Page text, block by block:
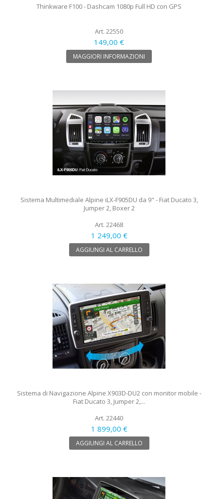
Thinkware F100 - Dashcam 1080p Full HD con GPS
Art. 22550
149,00 €
MAGGIORI INFORMAZIONI
Sistema Multimediale Alpine iLX-F905DU da 9" - Fiat Ducato 3,
Jumper 2, Boxer 2
Art. 22468
1 249,00 €
AGGIUNGI AL CARRELLO
Sistema di Navigazione Alpine X903D-DU2 con monitor mobile -
Fiat Ducato 3, Jumper 2,...
Art. 22440
1 899,00 €
AGGIUNGI AL CARRELLO